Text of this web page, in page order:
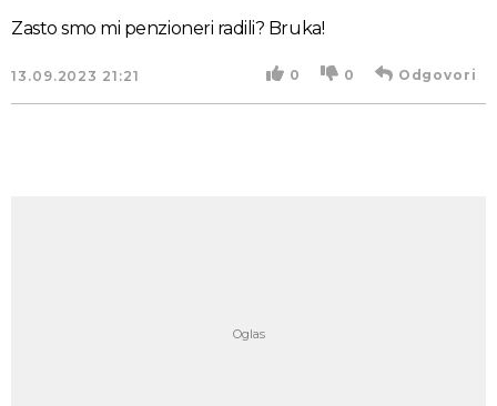
Zasto smo mi penzioneri radili? Bruka!
13.09.2023 21:21 0 0 Odgovori